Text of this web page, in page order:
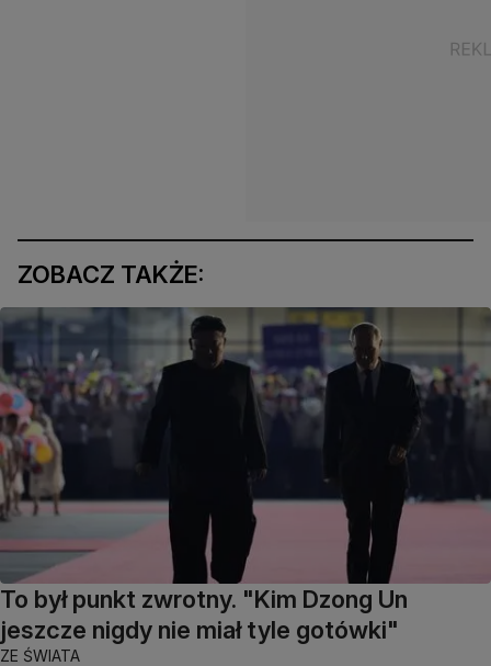
ZOBACZ TAKŻE:
To był punkt zwrotny. "Kim Dzong Un
jeszcze nigdy nie miał tyle gotówki"
ZE ŚWIATA